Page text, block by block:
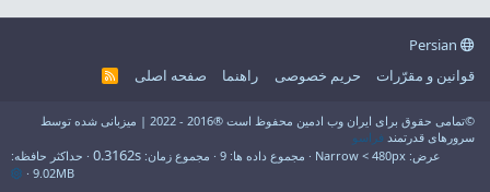
قوانین و مقرّرات
حریم خصوصی راهنما صفحه اصلی
R
©تمامی حقوق برای ایران وب ادمین محفوظ است ®2016 - 2022 | میزبانی شده توسط
سرورهای قدرتمند فراسو
عرض
مجموع داده ها 9 مجموع زمان 0.3162s
حداکثر حافظه
9.02MB